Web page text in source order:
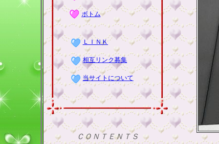
ボトム
ＬＩＮＫ
相互リンク募集
当サイトについて
ＣＯＮＴＥＮＴＳ